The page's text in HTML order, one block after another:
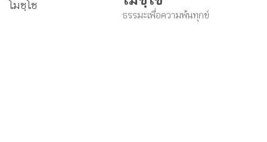
ธรรมะเพื่อความพ้นทุกข์